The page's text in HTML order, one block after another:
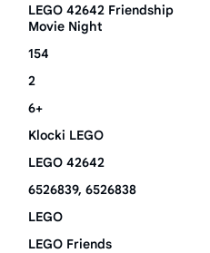
LEGO 42642 Friendship
Movie Night
154
2
6+
Klocki LEGO
LEGO 42642
6526839, 6526838
LEGO
LEGO Friends